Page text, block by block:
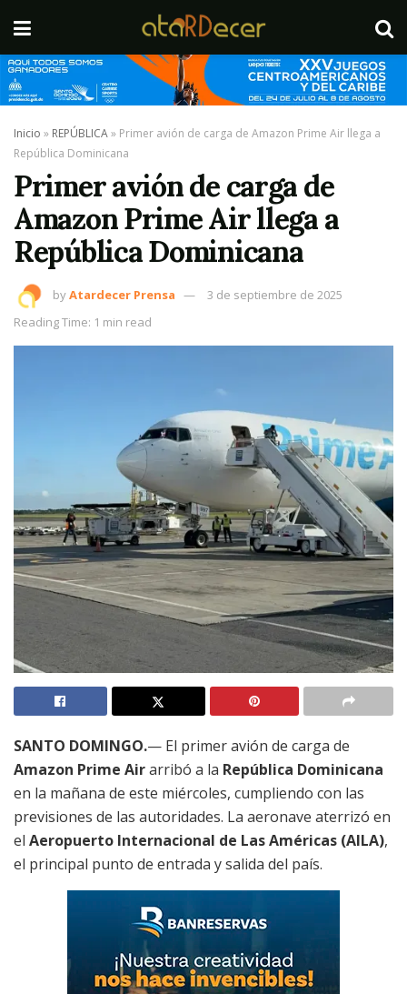
Inicio » REPÚBLICA» Primer avión de carga de Amazon Prime Air llega a
República Dominicana
Primer avión de carga de
Amazon Prime Air llega a
República Dominicana
byAtardecer Prensa
3 de septiembre de 2025
Reading Time: 1 min read
SANTO DOMINGO.— El primer avión de carga de
Amazon Prime Airarribó a la República Dominicana
en la mañana de este miércoles, cumpliendo con las
previsiones de las autoridades. La aeronave aterrizó en
el Aeropuerto Internacional de Las Américas (AILA),
el principal punto de entrada y salida del país.